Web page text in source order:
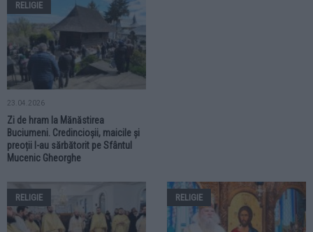
RELIGIE
23.04.2026
Zi de hram la Mănăstirea
Buciumeni. Credincioșii, maicile și
preoții l-au sărbătorit pe Sfântul
Mucenic Gheorghe
RELIGIE RELIGIE